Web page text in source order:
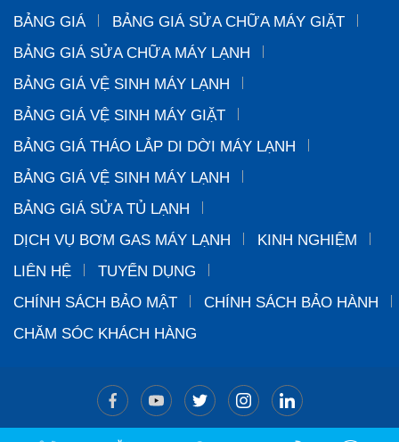
BẢNG GIÁ
BẢNG GIÁ SỬA CHỮA MÁY GIẶT
BẢNG GIÁ SỬA CHỮA MÁY LẠNH
BẢNG GIÁ VỆ SINH MÁY LẠNH
BẢNG GIÁ VỆ SINH MÁY GIẶT
BẢNG GIÁ THÁO LẮP DI DỜI MÁY LẠNH
BẢNG GIÁ VỆ SINH MÁY LẠNH
BẢNG GIÁ SỬA TỦ LẠNH
DỊCH VỤ BƠM GAS MÁY LẠNH
KINH NGHIỆM
LIÊN HỆ
TUYỂN DỤNG
CHÍNH SÁCH BẢO MẬT
CHÍNH SÁCH BẢO HÀNH
CHĂM SÓC KHÁCH HÀNG